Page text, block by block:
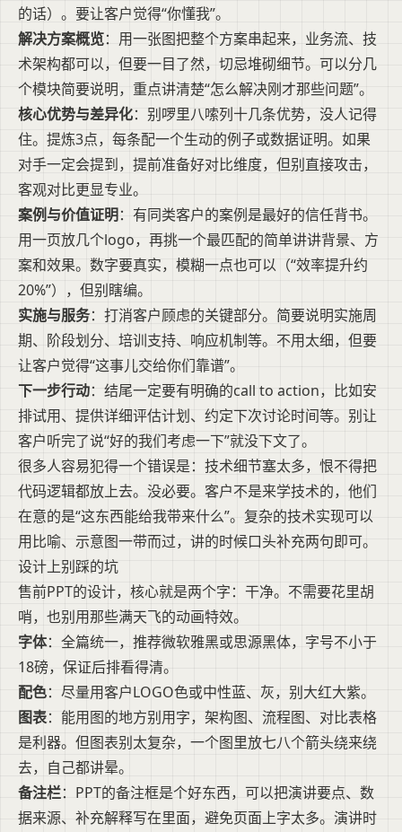
的话）。要让客户觉得“你懂我”。
解决方案概览：用一张图把整个方案串起来，业务流、技
术架构都可以，但要一目了然，切忌堆砌细节。可以分几
个模块简要说明，重点讲清楚“怎么解决刚才那些问题”。
核心优势与差异化：别啰里八嗦列十几条优势，没人记得
住。提炼3点，每条配一个生动的例子或数据证明。如果
对手一定会提到，提前准备好对比维度，但别直接攻击，
客观对比更显专业。
案例与价值证明：有同类客户的案例是最好的信任背书。
用一页放几个logo，再挑一个最匹配的简单讲讲背景、方
案和效果。数字要真实，模糊一点也可以（“效率提升约
20%”），但别瞎编。
实施与服务：打消客户顾虑的关键部分。简要说明实施周
期、阶段划分、培训支持、响应机制等。不用太细，但要
让客户觉得“这事儿交给你们靠谱”。
下一步行动：结尾一定要有明确的call to action，比如安
排试用、提供详细评估计划、约定下次讨论时间等。别让
客户听完了说“好的我们考虑一下”就没下文了。
很多人容易犯得一个错误是：技术细节塞太多，恨不得把
代码逻辑都放上去。没必要。客户不是来学技术的，他们
在意的是“这东西能给我带来什么”。复杂的技术实现可以
用比喻、示意图一带而过，讲的时候口头补充两句即可。
设计上别踩的坑
售前PPT的设计，核心就是两个字：干净。不需要花里胡
哨，也别用那些满天飞的动画特效。
字体：全篇统一，推荐微软雅黑或思源黑体，字号不小于
18磅，保证后排看得清。
配色：尽量用客户LOGO色或中性蓝、灰，别大红大紫。
图表：能用图的地方别用字，架构图、流程图、对比表格
是利器。但图表别太复杂，一个图里放七八个箭头绕来绕
去，自己都讲晕。
备注栏：PPT的备注框是个好东西，可以把演讲要点、数
据来源、补充解释写在里面，避免页面上字太多。演讲时